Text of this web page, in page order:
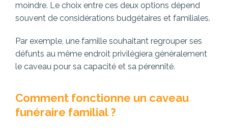
moindre. Le choix entre ces deux options dépend
souvent de considérations budgétaires et familiales.
Par exemple, une famille souhaitant regrouper ses
défunts au même endroit privilégiera généralement
le caveau pour sa capacité et sa pérennité.
Comment fonctionne un caveau
funéraire familial ?